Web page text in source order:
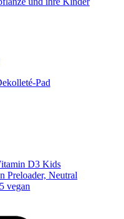
Pad
D3 Kids
Preloader, Neutral
vegan